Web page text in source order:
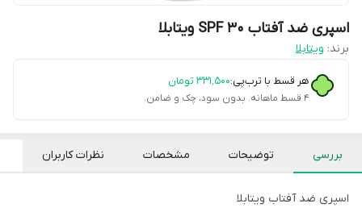
اسپری ضد آفتاب SPF ۳۰ ویتابلا
برند: ویتابلا
هر قسط با ترب‌پی:۳۳۱٬۵۰۰ تومان
۴ قسط ماهانه. بدون سود، چک و ضامن.
بررسی توضیحات مشخصات نظرات کاربران
اسپری ضد آفتاب ویتابلا